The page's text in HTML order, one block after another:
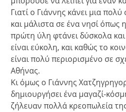
Γιατί ο Γιάννης κάνει μια
και μάλιστα σε ένα νησί όπως
πρώτη ύλη φτάνει δύσκολα
είναι εύκολη, και καθώς το
είναι πολύ περιορισμένο σε
Αθήνας.
Κι όμως ο Γιάννης
δημιουργήσει ένα μαγαζί-
ζήλευαν πολλά κρεοπωλεία